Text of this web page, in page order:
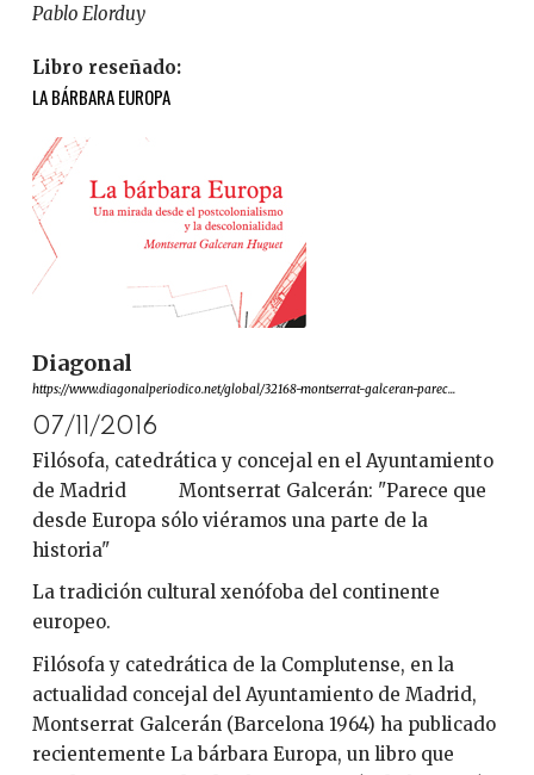
Pablo Elorduy
Libro reseñado:
LA BÁRBARA EUROPA
Diagonal
https://www.diagonalperiodico.net/global/32168-montserrat-galceran-parec...
07/11/2016
Filósofa, catedrática y concejal en el Ayuntamiento
de Madrid Montserrat Galcerán: "Parece que
desde Europa sólo viéramos una parte de la
historia"
La tradición cultural xenófoba del continente
europeo.
Filósofa y catedrática de la Complutense, en la
actualidad concejal del Ayuntamiento de Madrid,
Montserrat Galcerán (Barcelona 1964) ha publicado
recientemente La bárbara Europa, un libro que